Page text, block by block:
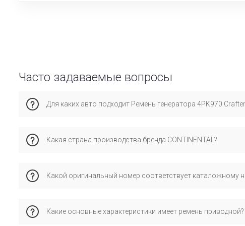
Часто задаваемые вопросы
Для каких авто подходит Ремень генератора 4PK970
Какая страна производства бренда CONTINENTAL?
соответствие стандартам и проверенную совместимость с
Какой оригинальный номер соответствует каталожному
автомобилем.
Какие основные характеристики имеет ремень приводной?